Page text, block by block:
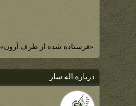
«فرستاده شده از طرف آرون»
درباره اله سار